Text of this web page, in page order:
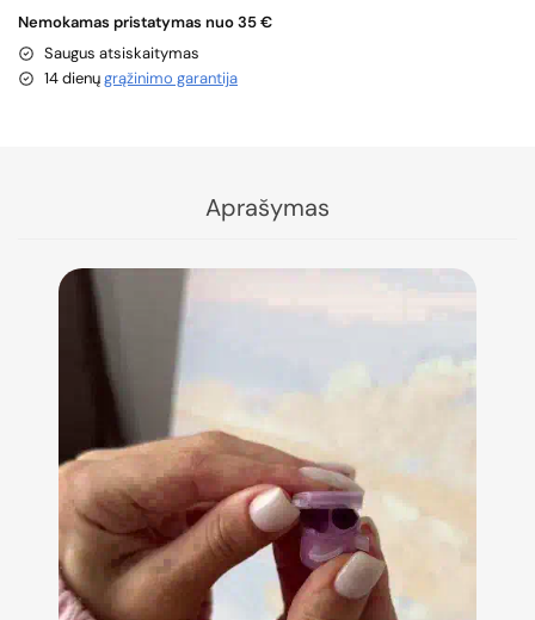
Nemokamas pristatymas nuo 35 €
Saugus atsiskaitymas
14 dienųgrąžinimo garantija
Aprašymas